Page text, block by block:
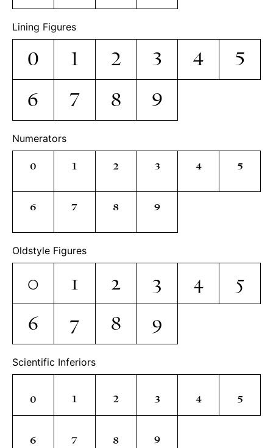
Lining Figures
0 1 2 3 4
5
6
7 8 9
Numerators
0 1 2 3 4
5
6
7 8 9
Oldstyle Figures
0 1 2 3 4
5
6
7 8 9
Scientific Inferiors
0 1 2 3 4
5
6
7 8 9